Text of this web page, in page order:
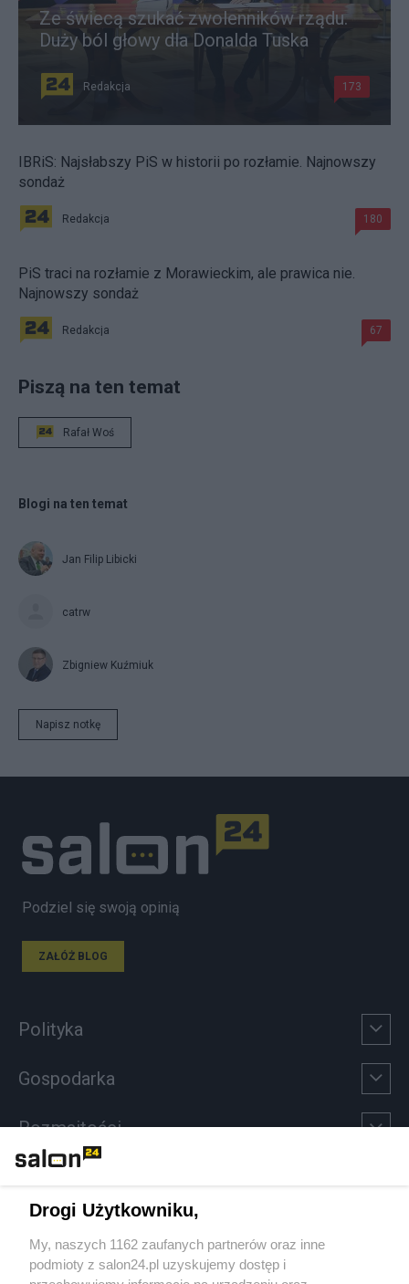
Ze świecą szukać zwolenników rządu.
Duży ból głowy dla Donalda Tuska
Redakcja 173
IBRiS: Najsłabszy PiS w historii po rozłamie. Najnowszy
sondaż
Redakcja 180
PiS traci na rozłamie z Morawieckim, ale prawica nie.
Najnowszy sondaż
Redakcja 67
Piszą na ten temat
Rafał Woś
Blogi na ten temat
Jan Filip Libicki
catrw
Zbigniew Kuźmiuk
Napisz notkę
Podziel się swoją opinią
ZAŁÓŻ BLOG
Polityka
Gospodarka
Rozmaitości
Sport
Społeczeństwo
Drogi Użytkowniku,
My, naszych 1162 zaufanych partnerów oraz inne
podmioty z salon24.pl uzyskujemy dostęp i